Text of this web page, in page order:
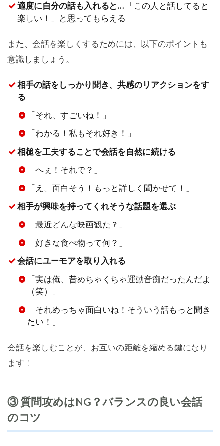
適度に自分の話も入れると… 「この人と話してると
楽しい！」と思ってもらえる
また、会話を楽しくするためには、以下のポイントも
意識しましょう。
相手の話をしっかり聞き、共感のリアクションをす
る
「それ、すごいね！」
「わかる！私もそれ好き！」
相槌を工夫することで会話を自然に続ける
「へぇ！それで？」
「え、面白そう！もっと詳しく聞かせて！」
相手が興味を持ってくれそうな話題を選ぶ
「最近どんな映画観た？」
「好きな食べ物って何？」
会話にユーモアを取り入れる
「実は俺、昔めちゃくちゃ運動音痴だったんだよ
（笑）」
「それめっちゃ面白いね！そういう話もっと聞き
たい！」
会話を楽しむことが、お互いの距離を縮める鍵になり
ます！
③ 質問攻めはNG？バランスの良い会話
のコツ